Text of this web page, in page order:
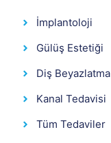
İmplantoloji
Gülüş Estetiği
Diş Beyazlatma
Kanal Tedavisi
Tüm Tedaviler